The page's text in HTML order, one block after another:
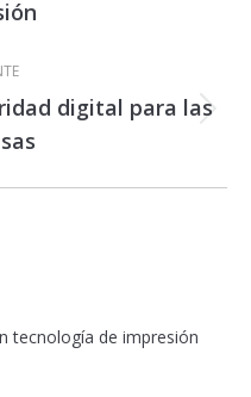
digital para las
tecnología de impresión